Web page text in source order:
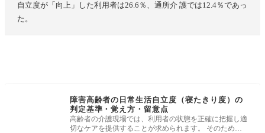
自立度が「向上」した利用者は26.6％、通所介 護では12.4％であっ
た。
障害高齢者の日常生活自立度（寝たきり度）の
判定基準・覚え方・留意点
高齢者の介護現場では、利用者の状態を正確に把握し適
切なケアを提供することが求められます。 そのために